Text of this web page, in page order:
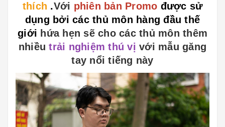
thích .Với phiên bản Promo được sử
dụng bởi các thủ môn hàng đầu thế
giới hứa hẹn sẽ cho các thủ môn thêm
nhiềutrải nghiệm thú vịvới mẫu găng
tay nổi tiếng này